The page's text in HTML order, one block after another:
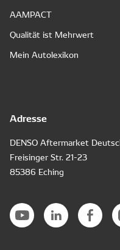
AAMPACT
Qualität ist Mehrwert
Mein Autolexikon
Adresse
DENSO Aftermarket
Freisinger Str. 21-23
85386 Eching